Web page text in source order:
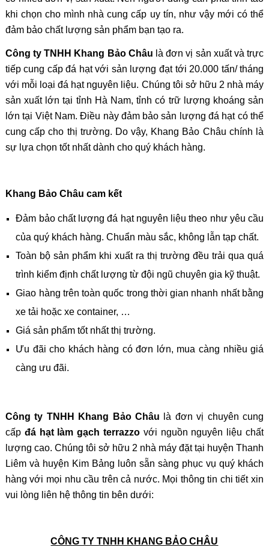
khi chọn cho mình nhà cung cấp uy tín, như vậy mới có thể
đảm bảo chất lượng sản phẩm bạn tạo ra.
Công ty TNHH Khang Bảo Châu là đơn vị sản xuất và trực
tiếp cung cấp đá hạt với sản lượng đạt tới 20.000 tấn/ tháng
với mỗi loại đá hạt nguyên liệu. Chúng tôi sở hữu 2 nhà máy
sản xuất lớn tại tỉnh Hà Nam, tỉnh có trữ lượng khoáng sản
lớn tại Việt Nam. Điều này đảm bảo sản lượng đá hạt có thể
cung cấp cho thị trường. Do vậy, Khang Bảo Châu chính là
sự lựa chọn tốt nhất dành cho quý khách hàng.
Khang Bảo Châu cam kết
Đảm bảo chất lượng đá hạt nguyên liệu theo như yêu cầu
của quý khách hàng. Chuẩn màu sắc, không lẫn tạp chất.
Toàn bộ sản phẩm khi xuất ra thị trường đều trải qua quá
trình kiểm định chất lượng từ đội ngũ chuyên gia kỹ thuật.
Giao hàng trên toàn quốc trong thời gian nhanh nhất bằng
xe tải hoặc xe container, …
Giá sản phẩm tốt nhất thị trường.
Ưu đãi cho khách hàng có đơn lớn, mua càng nhiều giá
càng ưu đãi.
Công ty TNHH Khang Bảo Châu là đơn vị chuyên cung
cấp đá hạt làm gạch terrazzo với nguồn nguyên liệu chất
lượng cao. Chúng tôi sở hữu 2 nhà máy đặt tại huyện Thanh
Liêm và huyện Kim Bảng luôn sẵn sàng phục vụ quý khách
hàng với mọi nhu cầu trên cả nước. Mọi thông tin chi tiết xin
vui lòng liên hệ thông tin bên dưới:
CÔNG TY TNHH KHANG BẢO CHÂU